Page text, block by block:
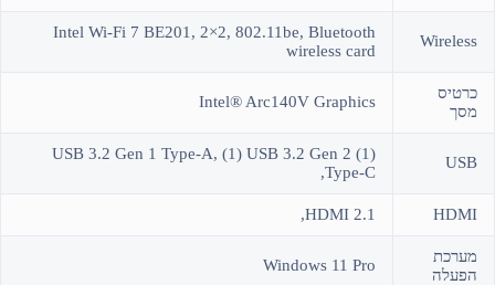
Wireless
Intel Wi-Fi 7 BE201, 2×2, 802.11be, Bluetooth
wireless card
כרטיס
מסך
Intel® Arc140V Graphics
USB
(1) USB 3.2 Gen 1 Type-A, (1) USB 3.2 Gen 2
Type-C,
HDMI
HDMI 2.1,
מערכת
הפעלה
Windows 11 Pro